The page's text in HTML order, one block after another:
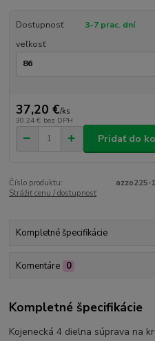
Dostupnosť
3-7 prac. dní
veľkosť
37,20 €/ks
30,24 € bez DPH
Pridať do
Číslo produktu:
azzo225-1
Strážiť cenu / dostupnosť
Kompletné špecifikácie
Komentáre 0
Kompletné špecifikácie
Kojenecká 4 dielna súprava na